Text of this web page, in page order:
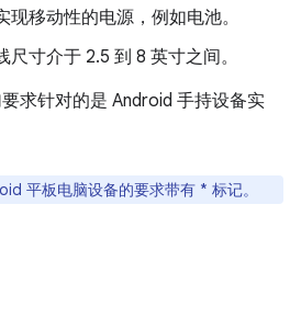
现移动性的电源，例如电池。
寸介于 2.5 到 8 英寸之间。
求针对的是 Android 手持设备实
平板电脑设备的要求带有 * 标记。